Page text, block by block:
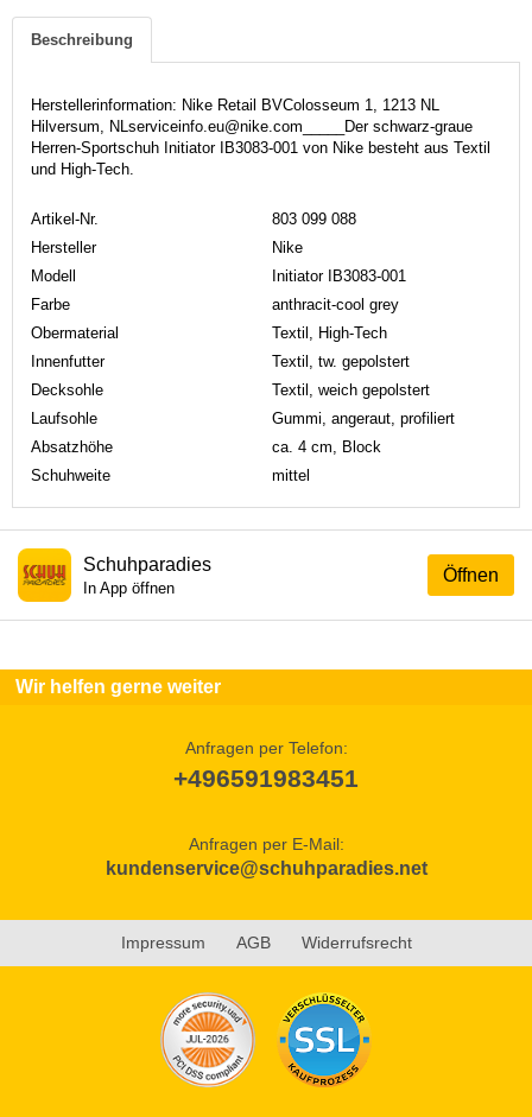
Beschreibung
Herstellerinformation: Nike Retail BVColosseum 1, 1213 NL
Hilversum, NLserviceinfo.eu@nike.com_____Der schwarz-graue
Herren-Sportschuh Initiator IB3083-001 von Nike besteht aus Textil
und High-Tech.
Artikel-Nr.
803 099 088
Hersteller
Nike
Modell
Initiator IB3083-001
Farbe
anthracit-cool grey
Obermaterial
Textil, High-Tech
Innenfutter
Textil, tw. gepolstert
Decksohle
Textil, weich gepolstert
Laufsohle
Gummi, angeraut, profiliert
Absatzhöhe
ca. 4 cm, Block
Schuhweite
mittel
Öffnen
Schuhparadies
In App öffnen
Wir helfen gerne weiter
Anfragen per Telefon:
+496591983451
Anfragen per E-Mail:
kundenservice@schuhparadies.net
Impressum AGB Widerrufsrecht